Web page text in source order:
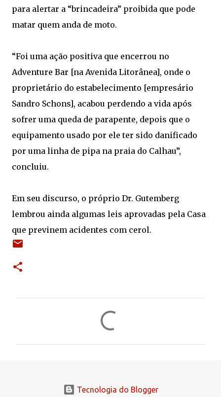
para alertar a “brincadeira” proibida que pode
matar quem anda de moto.
“Foi uma ação positiva que encerrou no
Adventure Bar [na Avenida Litorânea], onde o
proprietário do estabelecimento [empresário
Sandro Schons], acabou perdendo a vida após
sofrer uma queda de parapente, depois que o
equipamento usado por ele ter sido danificado
por uma linha de pipa na praia do Calhau”,
concluiu.
Em seu discurso, o próprio Dr. Gutemberg
lembrou ainda algumas leis aprovadas pela Casa
que previnem acidentes com cerol.
Tecnologia do Blogger